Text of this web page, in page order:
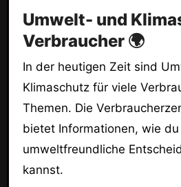
Umwelt- und
Verbraucher 🌍
In der heutigen Zeit sind
Klimaschutz für viele
Themen. Die
bietet Informationen, wie
umweltfreundliche
kannst.